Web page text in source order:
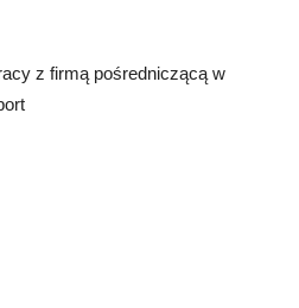
z firmą pośredniczącą w